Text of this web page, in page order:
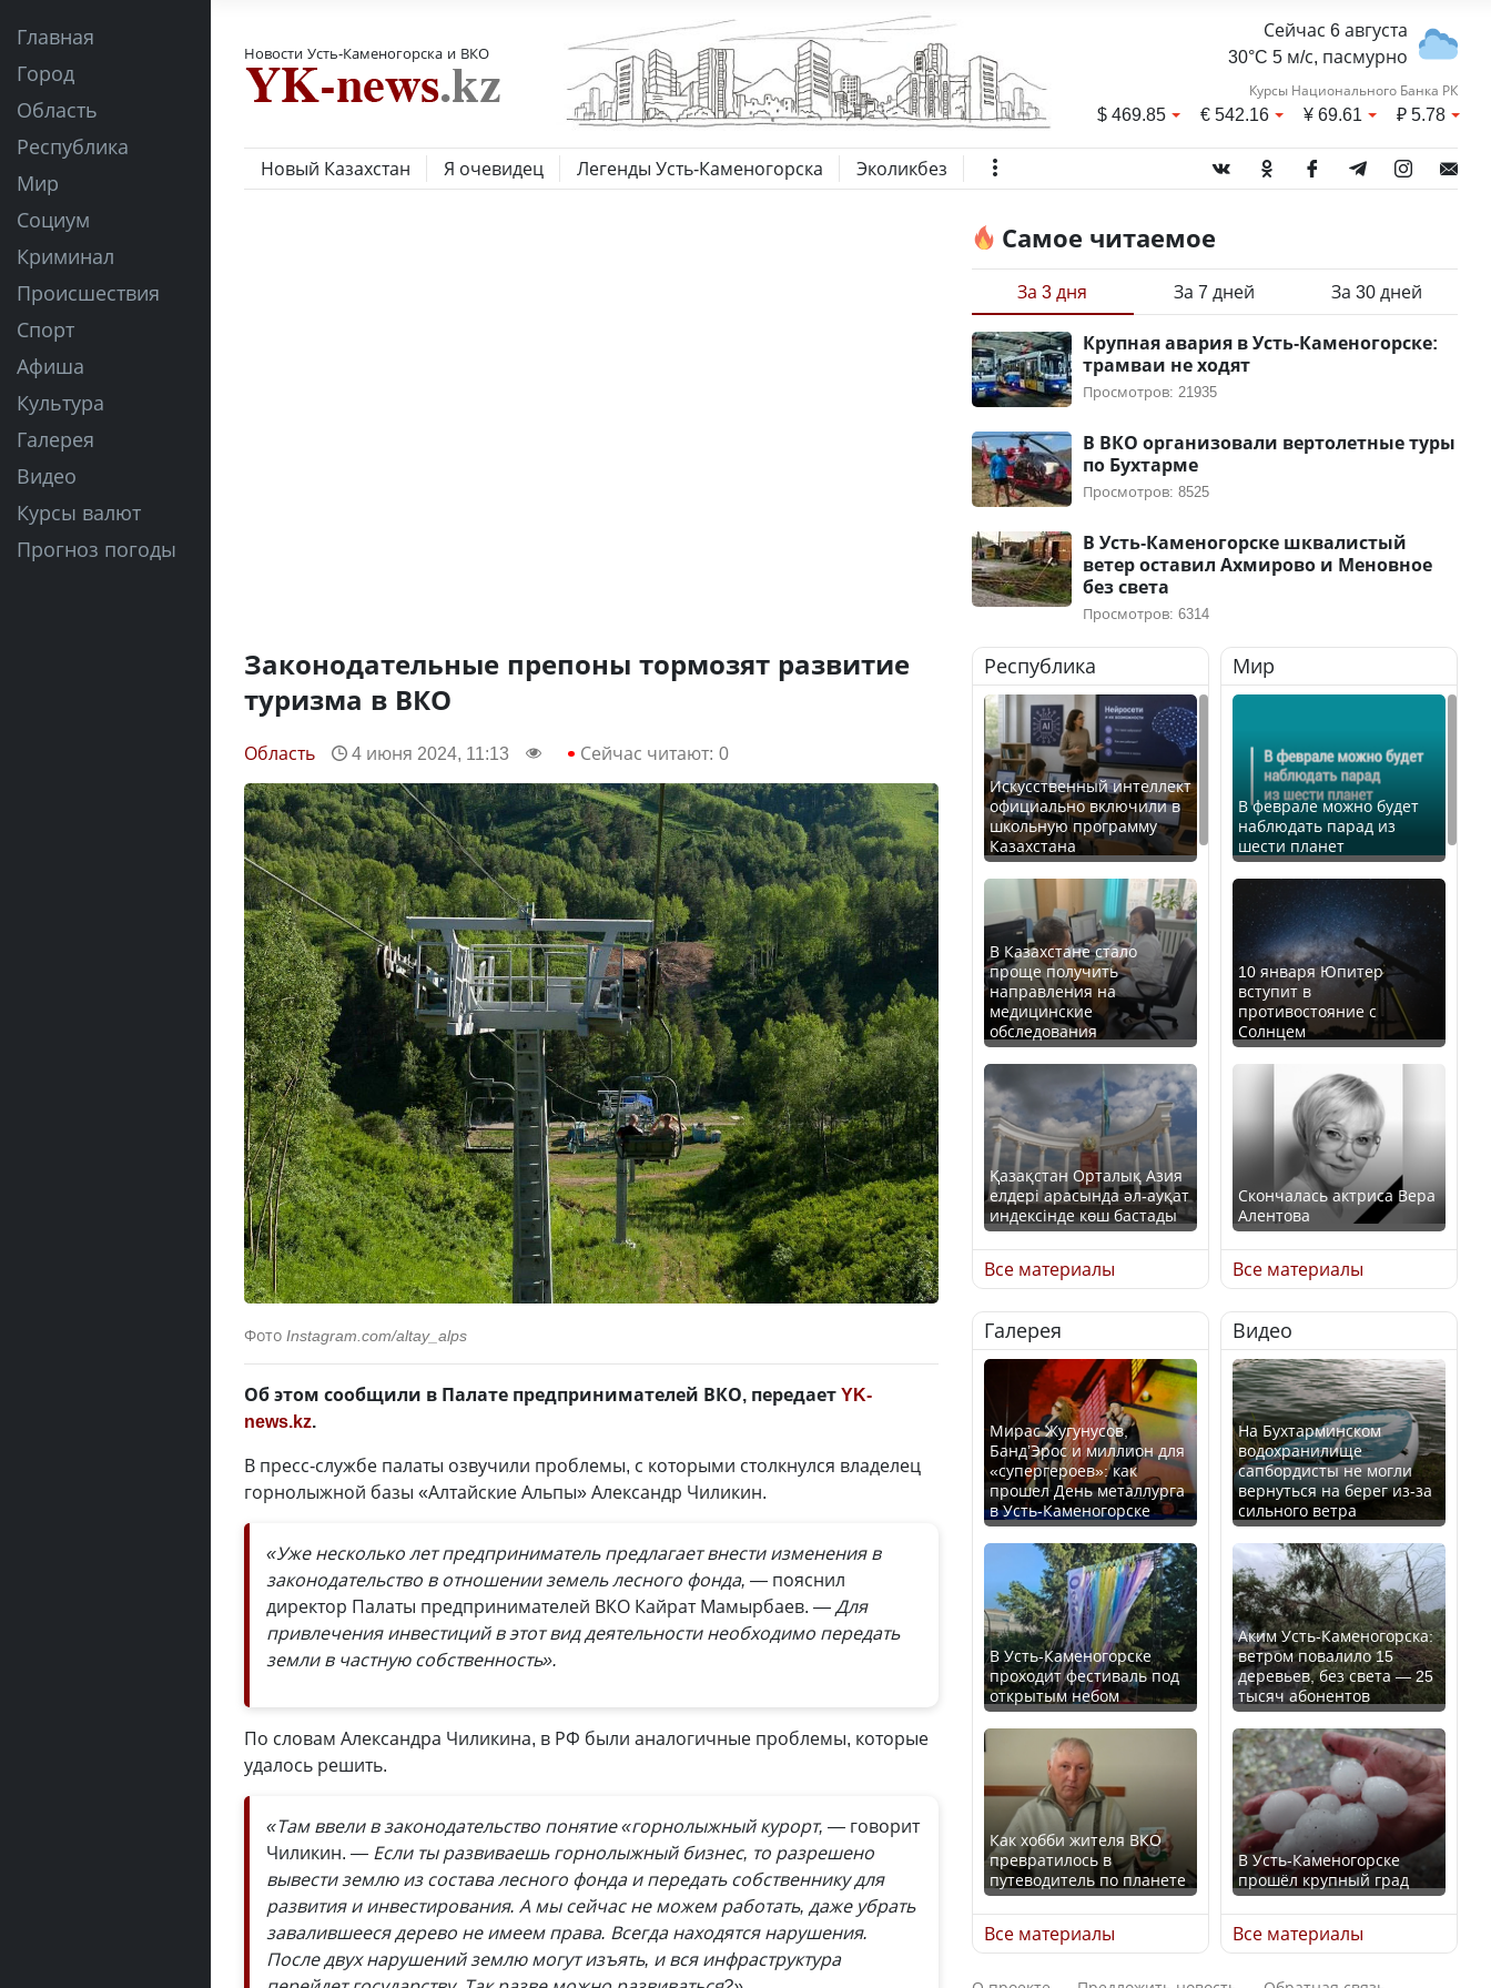
Главная
Город
Область
Республика
Мир
Социум
Криминал
Происшествия
Спорт
Афиша
Культура
Галерея
Видео
Курсы валют
Прогноз погоды
Новости Усть-Каменогорска и ВКО
Сейчас 6 августа
30°C 5 м/с, пасмурно
Курсы Национального Банка РК
$469.85 €542.16 ¥69.61 ₽5.78
Новый Казахстан Я очевидец Легенды Усть-Каменогорска Эколикбез
Законодательные препоны тормозят развитие
туризма в ВКО
Область 4 июня 2024, 11:13 Сейчас читают: 0
Фото Instagram.com/altay_alps
Об этом сообщили в Палате предпринимателей ВКО, передаетYK-
news.kz.
В пресс-службе палаты озвучили проблемы, с которыми столкнулся владелец
горнолыжной базы «Алтайские Альпы» Александр Чиликин.
«Уже несколько лет предприниматель предлагает внести изменения в
законодательство в отношении земель лесного фонда, — пояснил
директор Палаты предпринимателей ВКО Кайрат Мамырбаев. — Для
привлечения инвестиций в этот вид деятельности необходимо передать
земли в частную собственность».
По словам Александра Чиликина, в РФ были аналогичные проблемы, которые
удалось решить.
«Там ввели в законодательство понятие «горнолыжный курорт, — говорит
Чиликин. — Если ты развиваешь горнолыжный бизнес, то разрешено
вывести землю из состава лесного фонда и передать собственнику для
развития и инвестирования. А мы сейчас не можем работать, даже убрать
завалившееся дерево не имеем права. Всегда находятся нарушения.
После двух нарушений землю могут изъять, и вся инфраструктура
Самое читаемое
За 3 дня За 7 дней За 30 дней
Крупная авария в Усть-Каменогорске:
трамваи не ходят
Просмотров: 21935
В ВКО организовали вертолетные туры
по Бухтарме
Просмотров: 8525
В Усть-Каменогорске шквалистый
ветер оставил Ахмирово и Меновное
без света
Просмотров: 6314
Республика
Искусственный интеллект
официально включили в
школьную программу
Казахстана
В Казахстане стало
проще получить
направления на
медицинские
обследования
Қазақстан Орталық Азия
елдері арасында әл-ауқат
индексінде көш бастады
Казахстан возглавил
рейтинг благополучия
среди стран Центральной
Азии
Будут ли представлены
интересы регионов в
Курултае?
Ең төменгі жалақы,
алимент, экология: жеті
партия сайлаушылармен
нені талқылап жатыр?
Минимальная зарплата,
алименты, экология — о
чем говорят с
избирателями
представители партий
Все материалы
Мир
В феврале можно будет
наблюдать парад из
шести планет
10 января Юпитер
вступит в
противостояние с
Солнцем
Скончалась актриса Вера
Алентова
В РФ вынесен заочный
приговор по уголовному
делу об убийстве Игоря
Талькова
В России введены
дополнительные
ограничения для
казахстанских прав
Трамп официально
вступил в должность
президента США
Луну признали объектом
культурного наследия,
находящегося под
угрозой исчезновения
Все материалы
Галерея
Мирас Жугунусов,
Банд’Эрос и миллион для
«супергероев»: как
прошел День металлурга
в Усть-Каменогорске
В Усть-Каменогорске
проходит фестиваль под
открытым небом
Как хобби жителя ВКО
превратилось в
путеводитель по планете
Все материалы
Видео
На Бухтарминском
водохранилище
сапбордисты не могли
вернуться на берег из-за
сильного ветра
Аким Усть-Каменогорска:
ветром повалило 15
деревьев, без света — 25
тысяч абонентов
В Усть-Каменогорске
прошёл крупный град
Все материалы